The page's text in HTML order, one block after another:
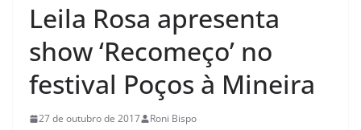
Leila Rosa apresenta
show ‘Recomeço’ no
festival Poços à Mineira
27 de outubro de 2017 Roni Bispo